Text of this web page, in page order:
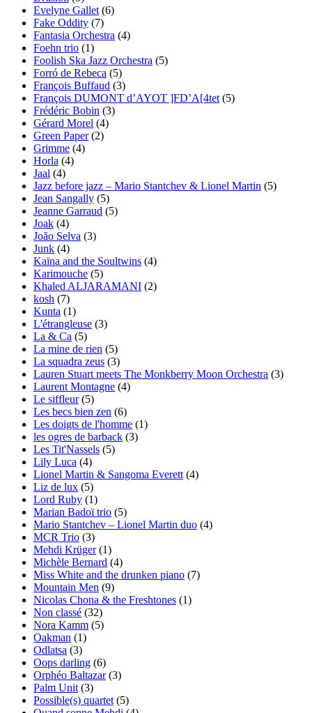
Evelyne Gallet (6)
Fake Oddity (7)
Fantasia Orchestra (4)
Foehn trio (1)
Foolish Ska Jazz Orchestra (5)
Forró de Rebeca (5)
François Buffaud (3)
François DUMONT d’AYOT ]FD’A[4tet (5)
Frédéric Bobin (3)
Gérard Morel (4)
Green Paper(2)
Grimme (4)
Horla (4)
Jaal (4)
Jazz before jazz – Mario Stantchev & Lionel Martin (5)
Jean Sangally (5)
Jeanne Garraud (5)
Joak (4)
João Selva (3)
Junk (4)
Kaïna and the Soultwins (4)
Karimouche (5)
Khaled ALJARAMANI (2)
kosh (7)
Kunta (1)
L'étrangleuse (3)
La & Ca (5)
La mine de rien (5)
La squadra zeus (3)
Lauren Stuart meets The Monkberry Moon Orchestra (3)
Laurent Montagne (4)
Le siffleur(5)
Les becs bien zen (6)
Les doigts de l'homme (1)
les ogres de barback (3)
Les Tit'Nassels (5)
Lily Luca (4)
Lionel Martin & Sangoma Everett (4)
Liz de lux (5)
Lord Ruby (1)
Marian Badoï trio (5)
Mario Stantchev – Lionel Martin duo (4)
MCR Trio (3)
Mehdi Krüger(1)
Michèle Bernard (4)
Miss White and the drunken piano (7)
Mountain Men (9)
Nicolas Chona & the Freshtones (1)
Non classé (32)
Nora Kamm (5)
Oakman (1)
Odlatsa (3)
Oops darling (6)
Orphéo Baltazar(3)
Palm Unit (3)
Possible(s) quartet (5)